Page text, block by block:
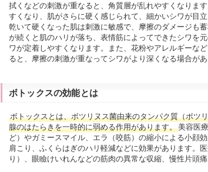
拭くなどの刺激が重なると、角質層が乱れやすくなりま
すくなり、肌がさらに硬く感じられて、細かいシワが目立
乾いて硬くなった肌は刺激に敏感で、摩擦のダメージも
が続くと肌のハリが落ち、表情筋によってできたシワを
ワが定着しやすくなります。また、花粉やアレルギーな
ると、摩擦の刺激が重なってシワがより深くなる場合があ
ボトックスの効能とは
ボトックスとは、ボツリヌス菌由来のタンパク質（ボツ
腺のはたらきを一時的に弱める作用があります。美容医
ど）やガミースマイル、エラ（咬筋）の縮小による小顔
肩こり、ふくらはぎのハリ軽減などに効果があります。
り）、眼瞼けいれんなどの筋肉の異常な収縮、慢性片頭痛